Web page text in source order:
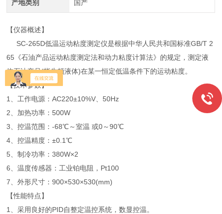
产地类别 国产
【仪器概述】
SC-265D低温运动粘度测定仪是根据中华人民共和国标准GB/T 2
65《石油产品运动粘度测定法和动力粘度计算法》的规定，测定液
体石油产品(指牛顿液体)在某一恒定低温条件下的运动粘度。
【技术参数】
1、工作电源：AC220±10%V、50Hz
2、加热功率：500W
3、控温范围：-68℃～室温 或0～90℃
4、控温精度：±0.1℃
5、制冷功率：380W×2
6、温度传感器：工业铂电阻，Pt100
7、外形尺寸：900×530×530(mm)
【性能特点】
1、采用良好的PID自整定温控系统，数显控温。